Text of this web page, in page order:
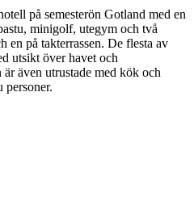
på semesterön Gotland med en
minigolf, utegym och två
en på takterrassen. De flesta av
utsikt över havet och
även utrustade med kök och